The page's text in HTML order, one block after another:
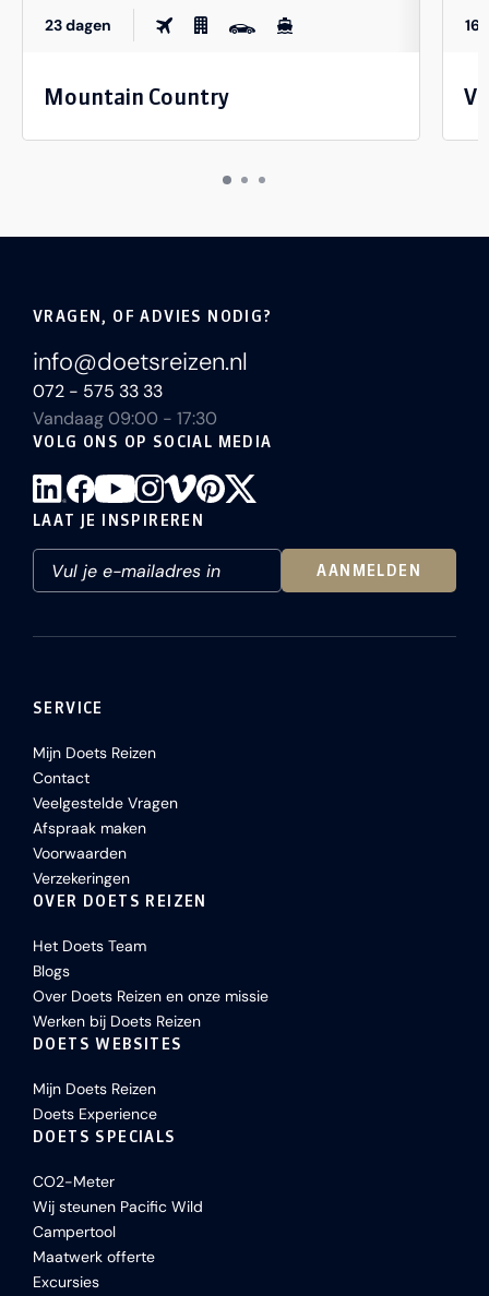
23 dagen
Mountain Country
16
VRAGEN, OF ADVIES NODIG?
info@doetsreizen.nl
072 - 575 33 33
Vandaag 09:00 - 17:30
VOLG ONS OP SOCIAL MEDIA
LAAT JE INSPIREREN
AANMELDEN
SERVICE
Mijn Doets Reizen
Contact
Veelgestelde Vragen
Afspraak maken
Voorwaarden
Verzekeringen
OVER DOETS REIZEN
Het Doets Team
Blogs
Over Doets Reizen en onze missie
Werken bij Doets Reizen
DOETS WEBSITES
Mijn Doets Reizen
Doets Experience
DOETS SPECIALS
CO2-Meter
Wij steunen Pacific Wild
Campertool
Maatwerk offerte
Excursies